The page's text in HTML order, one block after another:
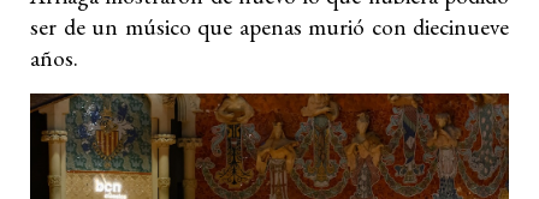
ser de un músico que apenas murió con diecinueve
años.